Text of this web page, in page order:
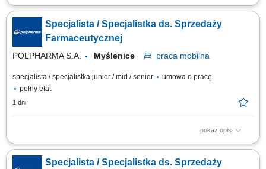
Zakres obowiązków: Promowanie produktów z portfolio firmy w
środowisku medycznym. Budowanie i utrzymywanie długofalowych relacji
z lekarzami na powierzonym terenie. Reprezentowanie organizacji
podczas spotkań branżowych, konferencji i wydarzeń naukowych.
Realizacja założonych celów...
Specjalista / Specjalistka ds. Sprzedaży
Farmaceutycznej
POLPHARMA S.A. Myślenice praca mobilna
specjalista / specjalistka junior / mid / senior
umowa o pracę
pełny etat
1 dni
pokaż opis
Zakres obowiązków: Promowanie produktów z portfolio firmy w
środowisku medycznym. Budowanie i utrzymywanie długofalowych relacji
z lekarzami na powierzonym terenie. Reprezentowanie organizacji
Specjalista / Specjalistka ds. Sprzedaży